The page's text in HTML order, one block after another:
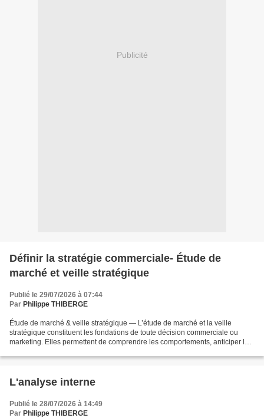
Publicité
Définir la stratégie commerciale- Étude de
marché et veille stratégique
Publié le 29/07/2026 à 07:44
Par Philippe THIBERGE
Étude de marché & veille stratégique — L’étude de marché et la veille
stratégique constituent les fondations de toute décision commerciale ou
marketing. Elles permettent de comprendre les comportements, anticiper les
L'analyse interne
Publié le 28/07/2026 à 14:49
Par Philippe THIBERGE